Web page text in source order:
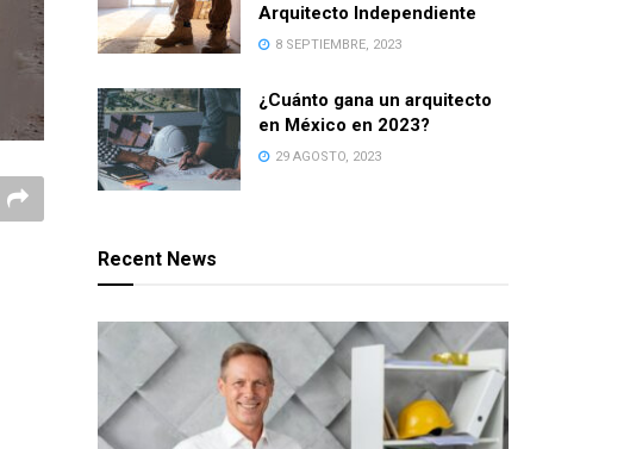
Arquitecto Independiente
8 SEPTIEMBRE, 2023
¿Cuánto gana un arquitecto
en México en 2023?
29 AGOSTO, 2023
Recent News